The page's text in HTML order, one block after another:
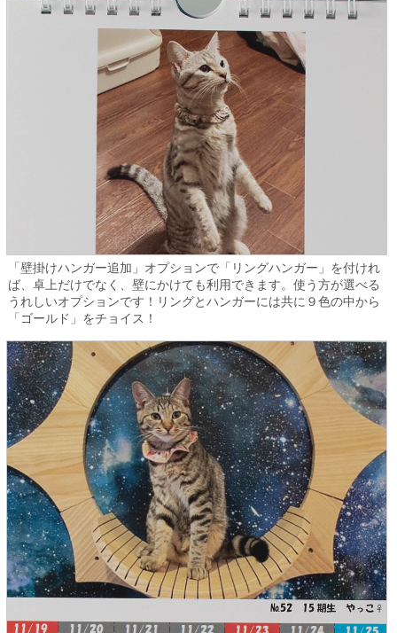
「壁掛けハンガー追加」オプションで「リングハンガー」を付けれ
ば、卓上だけでなく、壁にかけても利用できます。使う方が選べる
うれしいオプションです！リングとハンガーには共に９色の中から
「ゴールド」をチョイス！